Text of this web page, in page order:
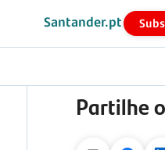
Santander.pt
Partilhe